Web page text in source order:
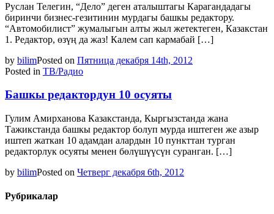
Руслан Телегин, “Дело” деген аталыштагы Карагандадагы
биринчи бизнес-гезитинин мурдагы башкы редактору.
“Автомобилист” жумалыгын алты жыл жетектеген, Казакстан
1. Редактор, өзүң да жаз! Калем сап кармабай […]
by bilimPosted on Пятница декабря 14th, 2012
Posted in ТВ/Радио
Башкы редактордун 10 осуяты
Гулим Амирханова Казакстанда, Кыргызстанда жана
Тажикстанда башкы редактор болуп мурда иштеген же азыр
иштеп жаткан 10 адамдан алардын 10 пункттан турган
редакторлук осуяты менен бөлүшүүсүн суранган. […]
by bilimPosted on Четверг декабря 6th, 2012
Рубрикалар